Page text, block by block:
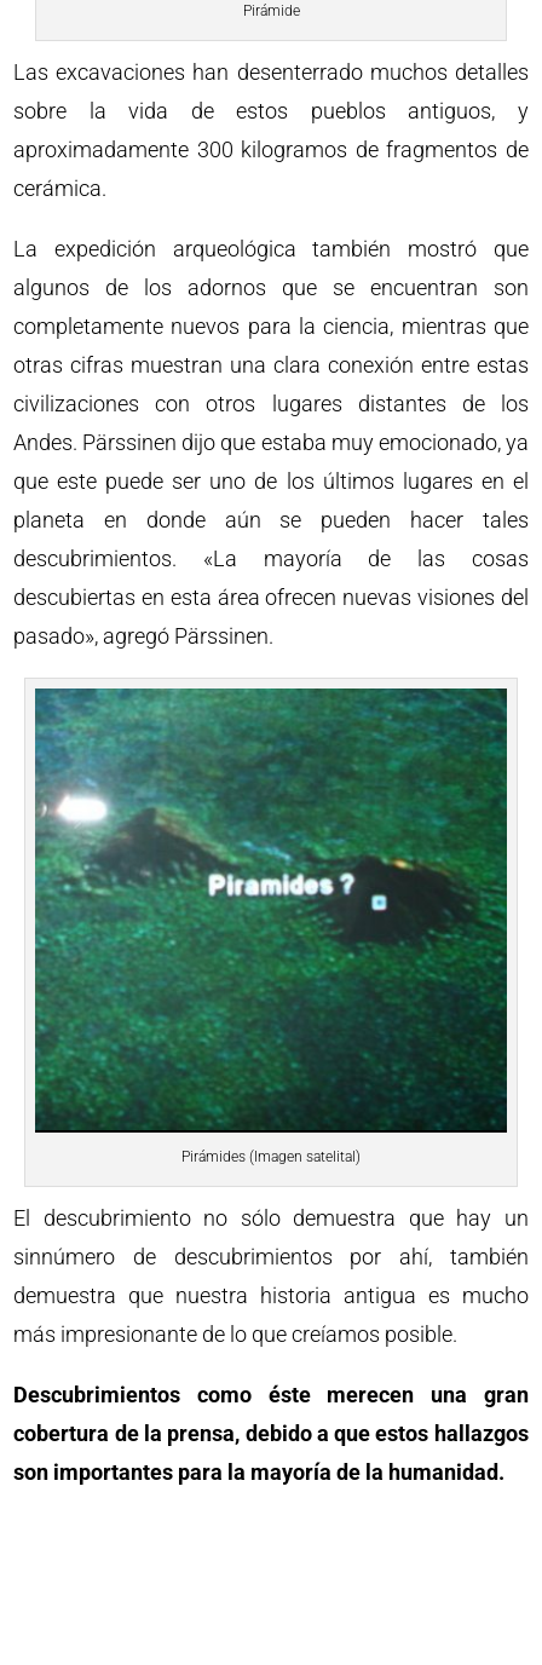
Pirámide
Las excavaciones han desenterrado muchos detalles
sobre la vida de estos pueblos antiguos, y
aproximadamente 300 kilogramos de fragmentos de
cerámica.
La expedición arqueológica también mostró que
algunos de los adornos que se encuentran son
completamente nuevos para la ciencia, mientras que
otras cifras muestran una clara conexión entre estas
civilizaciones con otros lugares distantes de los
Andes. Pärssinen dijo que estaba muy emocionado, ya
que este puede ser uno de los últimos lugares en el
planeta en donde aún se pueden hacer tales
descubrimientos. «La mayoría de las cosas
descubiertas en esta área ofrecen nuevas visiones del
pasado», agregó Pärssinen.
Pirámides (Imagen satelital)
El descubrimiento no sólo demuestra que hay un
sinnúmero de descubrimientos por ahí, también
demuestra que nuestra historia antigua es mucho
más impresionante de lo que creíamos posible.
Descubrimientos como éste merecen una gran
cobertura de la prensa, debido a que estos hallazgos
son importantes para la mayoría de la humanidad.